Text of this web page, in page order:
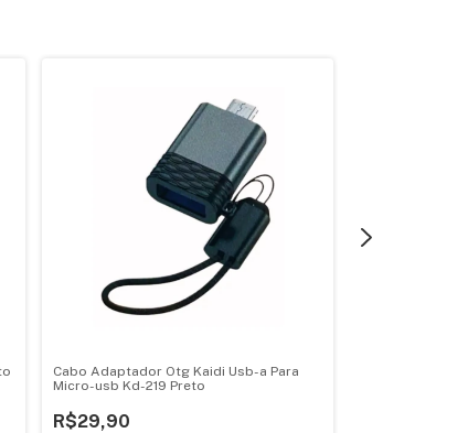
Cabo Adaptador Otg Kaidi Usb-a Para
Micro-usb Kd-219 Preto
R$29,90